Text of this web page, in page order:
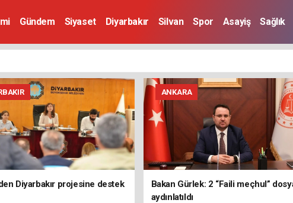
Gündem Siyaset Diyarbakır Silvan Spor Asayiş Sağlık
Diyarbakır projesine destek
ANKARA
Bakan Gürlek: 2 “Faili meçhul”
aydınlatıldı